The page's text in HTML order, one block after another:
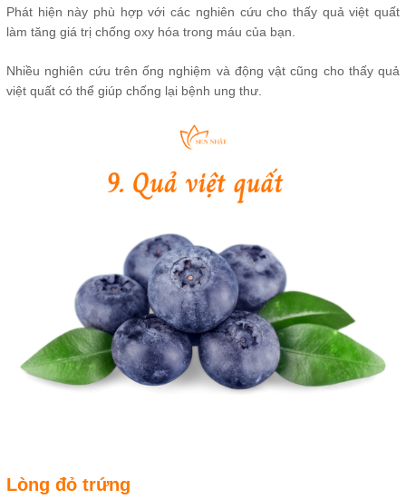
Phát hiện này phù hợp với các nghiên cứu cho thấy quả việt quất
làm tăng giá trị chống oxy hóa trong máu của bạn.
Nhiều nghiên cứu trên ống nghiệm và động vật cũng cho thấy quả
việt quất có thể giúp chống lại bệnh ung thư.
Lòng đỏ trứng